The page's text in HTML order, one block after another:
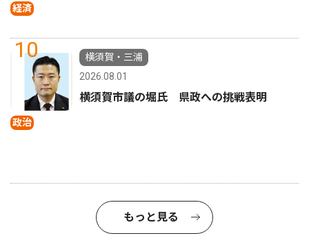
経済
10
政治
横須賀・三浦
2026.08.01
横須賀市議の堀氏 県政への挑戦表明
もっと見る